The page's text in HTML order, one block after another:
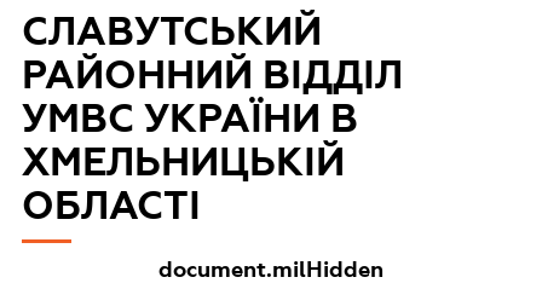
СЛАВУТСЬКИЙ
РАЙОННИЙ ВІДДІЛ
УМВС УКРАЇНИ В
ХМЕЛЬНИЦЬКІЙ
ОБЛАСТІ
document.milHidden